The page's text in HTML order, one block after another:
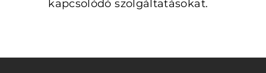
kapcsolódó szolgáltatásokat.